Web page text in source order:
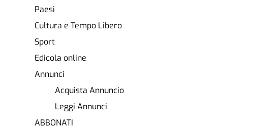
Paesi
Cultura e Tempo Libero
Sport
Edicola online
Annunci
Acquista Annuncio
Leggi Annunci
ABBONATI